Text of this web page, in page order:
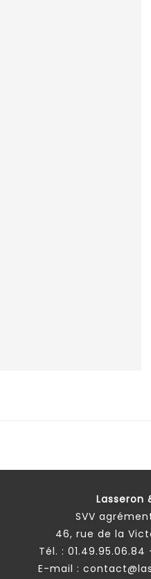
Lasseron
SVV
46, rue de la
Tél. : 01.49.95.06.84
E-mail :